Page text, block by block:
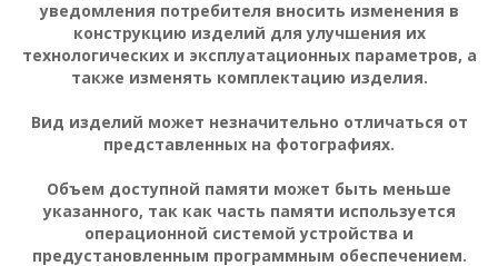
уведомления потребителя вносить изменения в
конструкцию изделий для улучшения их
технологических и эксплуатационных параметров, а
также изменять комплектацию изделия.
Вид изделий может незначительно отличаться от
представленных на фотографиях.
Объем доступной памяти может быть меньше
указанного, так как часть памяти используется
операционной системой устройства и
предустановленным программным обеспечением.